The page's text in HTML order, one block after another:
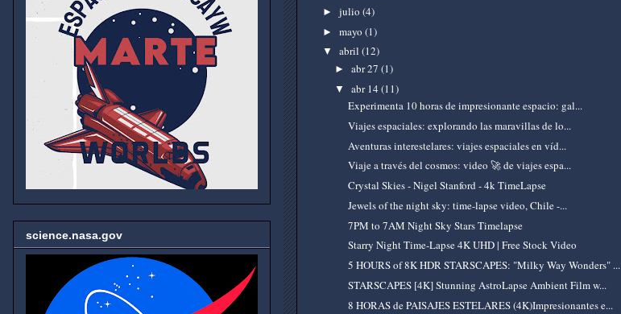
► julio (4)
► mayo (1)
▼ abril (12)
►abr 27(1)
▼abr 14(11)
Experimenta 10 horas de impresionante espacio: gal...
Viajes espaciales: explorando las maravillas de lo...
Aventuras interestelares: viajes espaciales en víd...
Viaje a través del cosmos: video 🚀 de viajes espa...
Crystal Skies - Nigel Stanford - 4k TimeLapse
Jewels of the night sky: time-lapse video, Chile -...
7PM to 7AM Night Sky Stars Timelapse
Starry Night Time-Lapse 4K UHD | Free Stock Video
5 HOURS of 8K HDR STARSCAPES: "Milky Way Wonders" ...
STARSCAPES [4K] Stunning AstroLapse Ambient Film w...
8 HORAS de PAISAJES ESTELARES (4K)Impresionantes e...
science.nasa.gov